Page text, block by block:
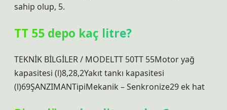
sahip olup, 5.
TT 55 depo kaç litre?
TEKNİK BİLGİLER / MODELTT 50TT 55Motor yağ
kapasitesi (l)8,28,2Yakıt tankı kapasitesi
(l)69ŞANZIMANTipiMekanik – Senkronize29 ek hat